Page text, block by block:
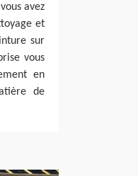
avez
et
sur
vous
en
de